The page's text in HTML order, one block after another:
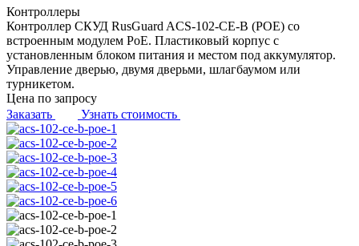
Контроллеры
Контроллер СКУД RusGuard ACS-102-CE-B (POE) со
встроенным модулем PoE. Пластиковый корпус с
установленным блоком питания и местом под аккумулятор.
Управление дверью, двумя дверьми, шлагбаумом или
турникетом.
Цена по запросу
Заказать
Узнать стоимость